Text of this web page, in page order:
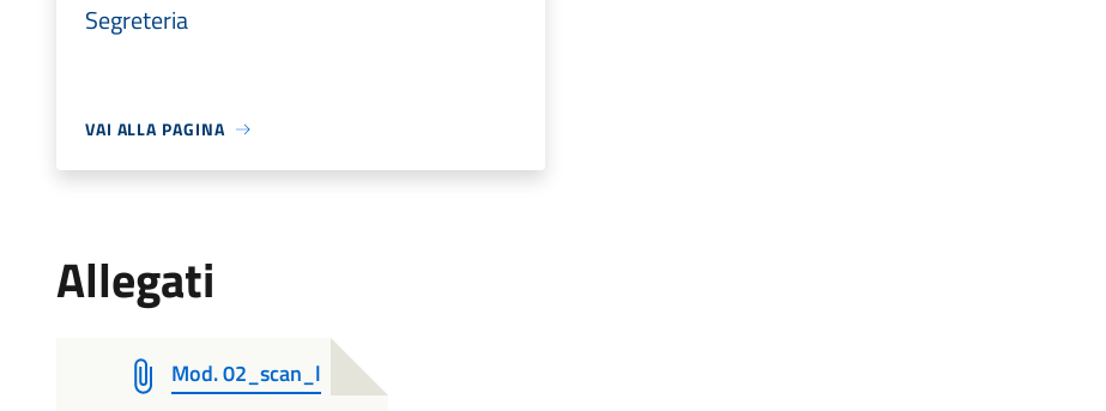
Segreteria
VAI ALLA PAGINA
Allegati
Mod. 02_scan_l